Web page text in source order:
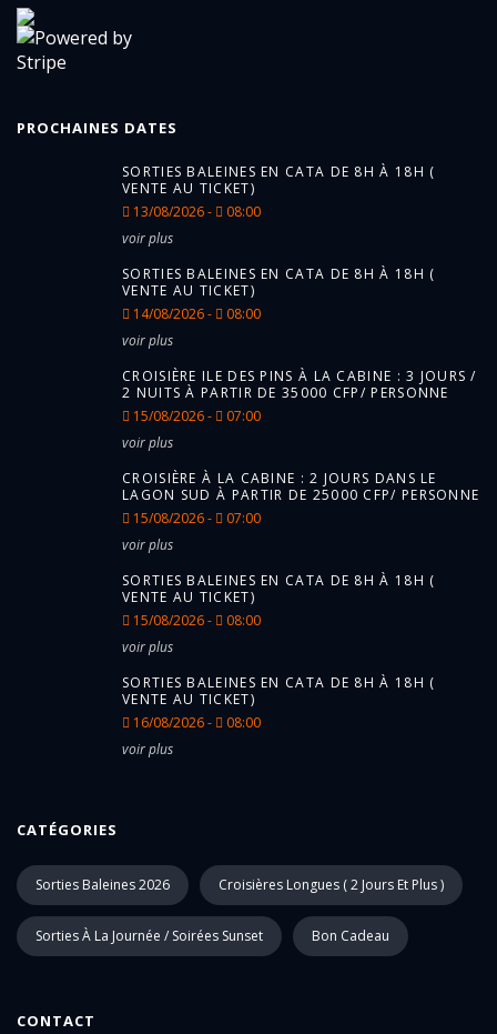
PROCHAINES DATES
SORTIES BALEINES EN CATA DE 8H À 18H (
VENTE AU TICKET)
13/08/2026 -
08:00
voir plus
SORTIES BALEINES EN CATA DE 8H À 18H (
VENTE AU TICKET)
14/08/2026 -
08:00
voir plus
CROISIÈRE ILE DES PINS À LA CABINE : 3 JOURS /
2 NUITS À PARTIR DE 35000 CFP/ PERSONNE
15/08/2026 -
07:00
voir plus
CROISIÈRE À LA CABINE : 2 JOURS DANS LE
LAGON SUD À PARTIR DE 25000 CFP/ PERSONNE
15/08/2026 -
07:00
voir plus
SORTIES BALEINES EN CATA DE 8H À 18H (
VENTE AU TICKET)
15/08/2026 -
08:00
voir plus
SORTIES BALEINES EN CATA DE 8H À 18H (
VENTE AU TICKET)
16/08/2026 -
08:00
voir plus
CATÉGORIES
Sorties Baleines 2026 Croisières Longues ( 2 Jours Et Plus )
Sorties À La Journée / Soirées Sunset Bon Cadeau
CONTACT